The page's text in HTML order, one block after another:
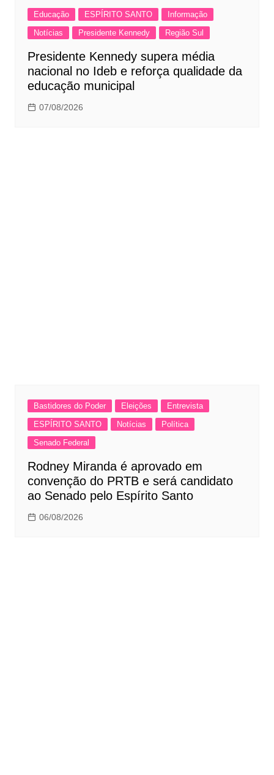
Educação ESPÍRITO SANTO
Informação
Notícias
Presidente Kennedy Região Sul
Presidente Kennedy supera média
nacional no Ideb e reforça qualidade da
educação municipal
07/08/2026
Bastidores do Poder Eleições
Entrevista
ESPÍRITO SANTO
Notícias
Política
Senado Federal
Rodney Miranda é aprovado em
convenção do PRTB e será candidato
ao Senado pelo Espírito Santo
06/08/2026